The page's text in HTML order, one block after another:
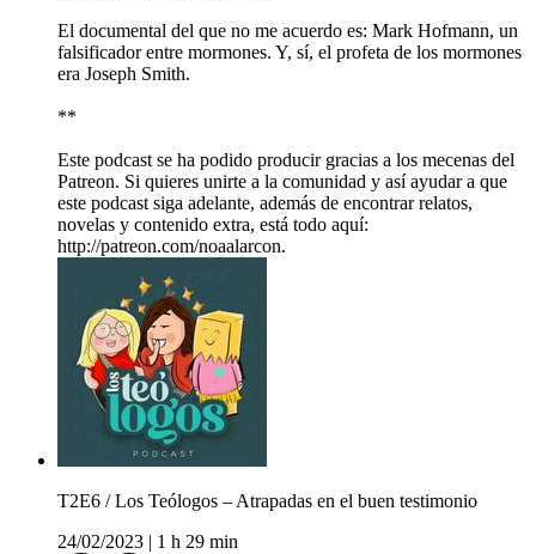
El documental del que no me acuerdo es: Mark Hofmann, un
falsificador entre mormones. Y, sí, el profeta de los mormones
era Joseph Smith.
**
Este podcast se ha podido producir gracias a los mecenas del
Patreon. Si quieres unirte a la comunidad y así ayudar a que
este podcast siga adelante, además de encontrar relatos,
novelas y contenido extra, está todo aquí:
http://patreon.com/noaalarcon.
T2E6 / Los Teólogos – Atrapadas en el buen testimonio
24/02/2023
1 h 29 min